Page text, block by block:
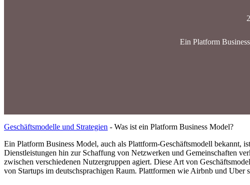
Ein Platform
Geschäftsmodelle und Strategien - Was ist ein Platform Business Model?
Ein Platform Business Model, auch als Plattform-Geschäftsmodell bekannt,
Dienstleistungen hin zur Schaffung von Netzwerken und Gemeinschaften
zwischen verschiedenen Nutzergruppen agiert. Diese Art von
von Startups im deutschsprachigen Raum. Plattformen wie Airbnb und Uber